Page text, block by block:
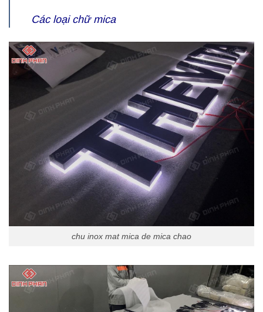
Các loại chữ mica
chu inox mat mica de mica chao